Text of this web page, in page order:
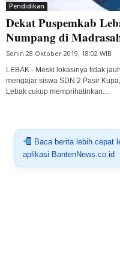
Pendidikan
Dekat Puspemkab
Numpang di
Senin 28 Oktober 2019, 18:02 WIB
LEBAK - Meski lokasinya tidak
mengajar siswa SDN 2 Pasir
Lebak cukup memprihatinkan....
Baca berita lebih cepat
aplikasi BantenNews.co.id